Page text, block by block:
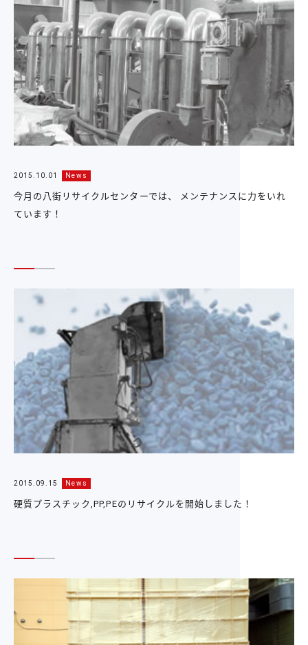
2015.10.01 News
今月の八街リサイクルセンターでは、 メンテナンスに力をいれ
ています！
2015.09.15 News
硬質プラスチック,PP,PEのリサイクルを開始しました！